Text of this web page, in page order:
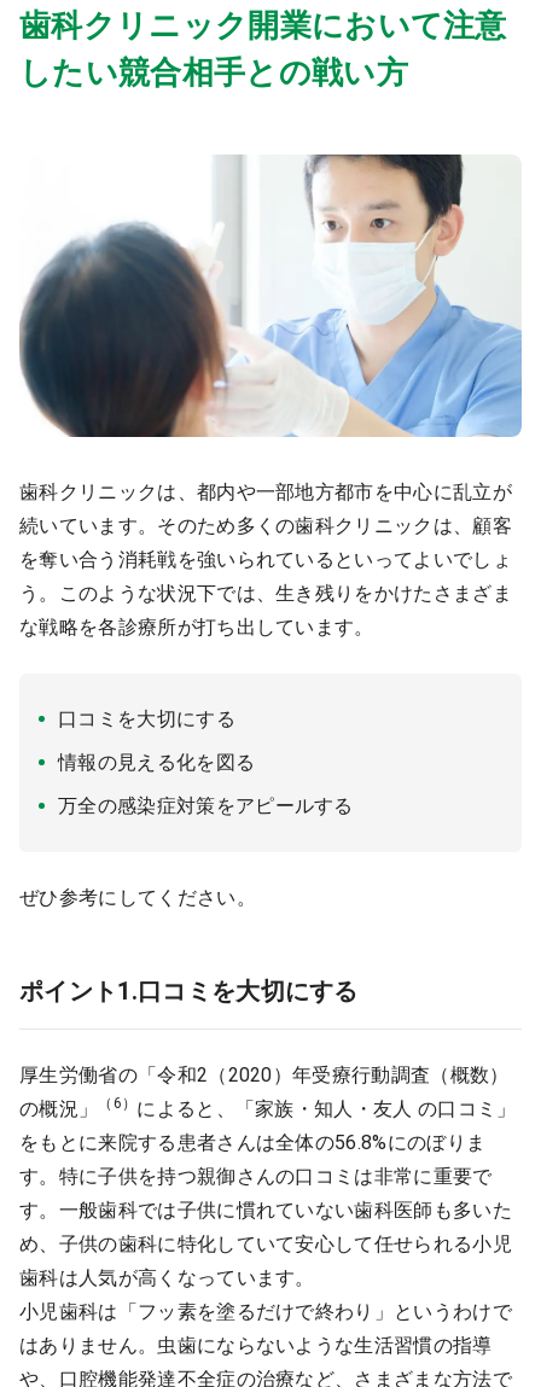
歯科クリニック開業において注意
したい競合相手との戦い方
歯科クリニックは、都内や一部地方都市を中心に乱立が
続いています。そのため多くの歯科クリニックは、顧客
を奪い合う消耗戦を強いられているといってよいでしょ
う。このような状況下では、生き残りをかけたさまざま
な戦略を各診療所が打ち出しています。
口コミを大切にする
情報の見える化を図る
万全の感染症対策をアピールする
ぜひ参考にしてください。
ポイント1.口コミを大切にする
厚生労働省の「令和2（2020）年受療行動調査（概数）
の概況」
（6） によると、「家族・知人・友人 の口コミ」
をもとに来院する患者さんは全体の56.8%にのぼりま
す。特に子供を持つ親御さんの口コミは非常に重要で
す。一般歯科では子供に慣れていない歯科医師も多いた
め、子供の歯科に特化していて安心して任せられる小児
歯科は人気が高くなっています。
小児歯科は「フッ素を塗るだけで終わり」というわけで
はありません。虫歯にならないような生活習慣の指導
や、口腔機能発達不全症の治療など、さまざまな方法で